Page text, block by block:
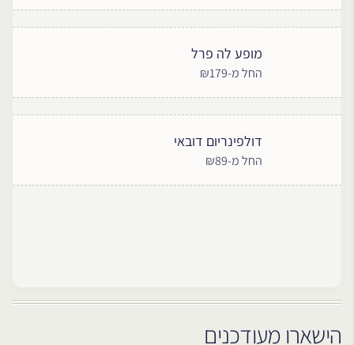
מופע לה פרל
החל מ-₪179
דולפינריום דובאי
החל מ-₪89
הישארו מעודכנים